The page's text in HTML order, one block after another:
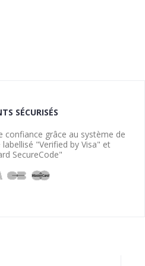
SÉCURISÉS
confiance grâce au système de
"Verified by Visa" et
SecureCode"